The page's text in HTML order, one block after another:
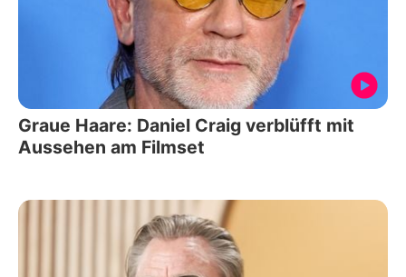
Graue Haare: Daniel Craig verblüfft mit
Aussehen am Filmset